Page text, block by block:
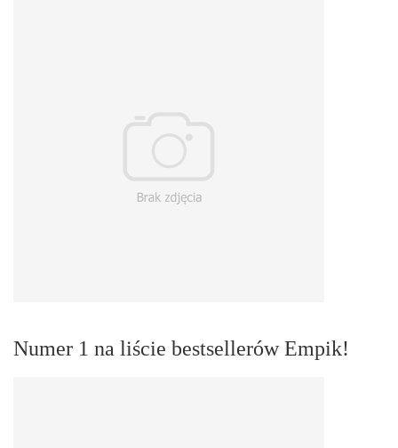
Numer 1 na liście bestsellerów Empik!